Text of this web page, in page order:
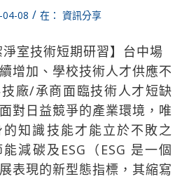
04-08 / 在： 資訊分享
淨室技術短期研習】台中場
增加、學校技術人才供應不
廠/承商面臨技術人才短缺
對日益競爭的產業環境，唯
知識技能才能立於不敗之
減碳及ESG（ESG 是一個
表現的新型態指標，其縮寫